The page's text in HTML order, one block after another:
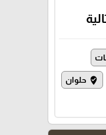
where_to_vote حلوان